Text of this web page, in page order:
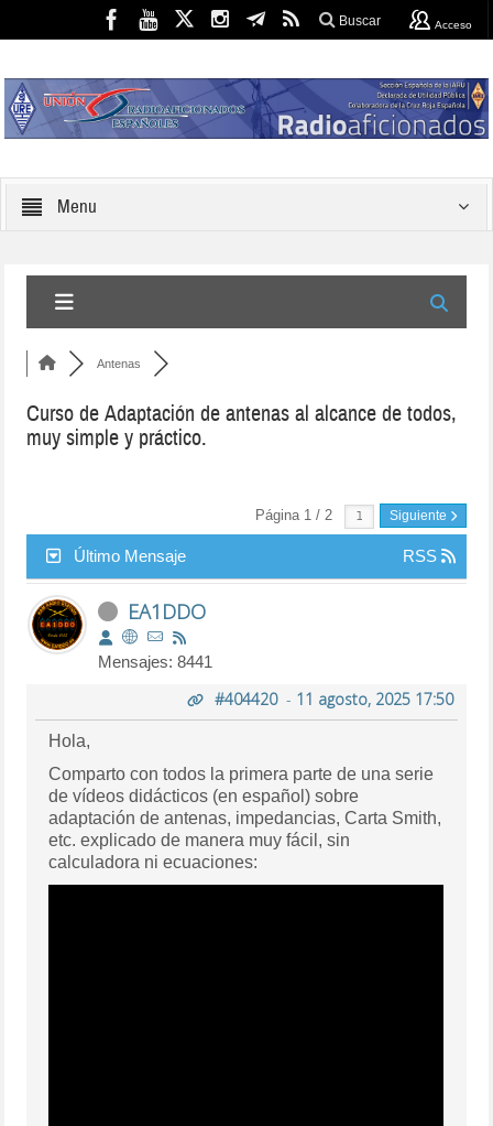
Buscar Acceso
Menu
Antenas
Curso de Adaptación de antenas al alcance de todos,
muy simple y práctico.
Página 1 / 2 Siguiente
Último Mensaje RSS
EA1DDO
Mensajes: 8441
#404420- 11 agosto, 2025 17:50
Hola,
Comparto con todos la primera parte de una serie
de vídeos didácticos (en español) sobre
adaptación de antenas, impedancias, Carta Smith,
etc. explicado de manera muy fácil, sin
calculadora ni ecuaciones: